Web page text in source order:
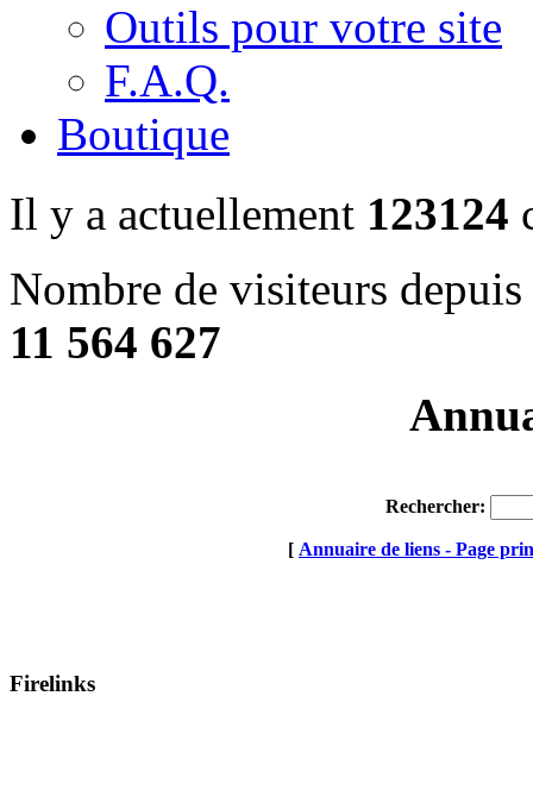
Outils pour votre site
F.A.Q.
Boutique
Il y a actuellement 123124
Nombre de visiteurs
11 564 627
Rechercher:
[ Annuaire de liens - Page
Firelinks